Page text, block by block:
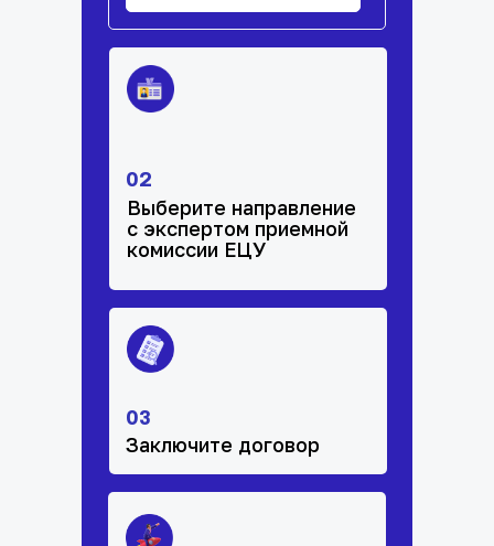
02
Выберите направление
с экспертом приемной
комиссии ЕЦУ
03
Заключите договор